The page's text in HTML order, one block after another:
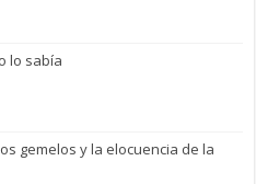
lo sabía
gemelos y la elocuencia de la